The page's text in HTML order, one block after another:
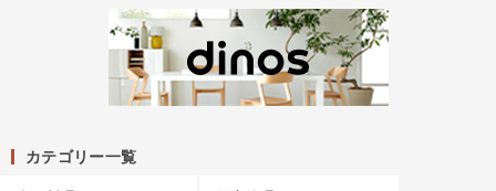
カテゴリー一覧